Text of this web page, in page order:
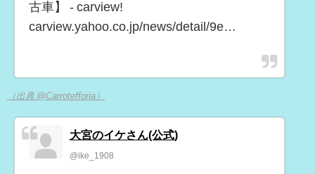
古車】 - carview!
carview.yahoo.co.jp/news/detail/9e…
（出典 @Carrotefforia）
大宮のイケさん(公式)
@ike_1908